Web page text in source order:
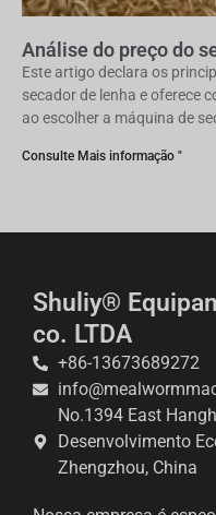
Análise do preço do
Este artigo declara os
secador de lenha e oferece
ao escolher a máquina de
Consulte Mais informação "
Shuliy®
co. LTDA
+86-13673689272
No.1394 East
Desenvolvimento
Zhengzhou, China